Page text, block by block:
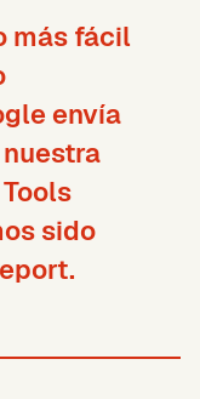
más fácil
envía
nuestra
sido